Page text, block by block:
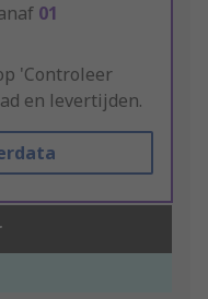
01
'Controleer
en levertijden.